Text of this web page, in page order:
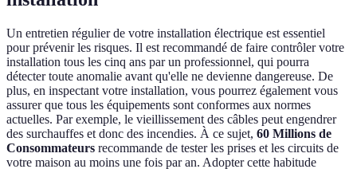
Un entretien régulier de votre installation électrique est essentiel
pour prévenir les risques. Il est recommandé de faire contrôler votre
installation tous les cinq ans par un professionnel, qui pourra
détecter toute anomalie avant qu'elle ne devienne dangereuse. De
plus, en inspectant votre installation, vous pourrez également vous
assurer que tous les équipements sont conformes aux normes
actuelles. Par exemple, le vieillissement des câbles peut engendrer
des surchauffes et donc des incendies. À ce sujet, 60 Millions de
Consommateurs recommande de tester les prises et les circuits de
votre maison au moins une fois par an. Adopter cette habitude